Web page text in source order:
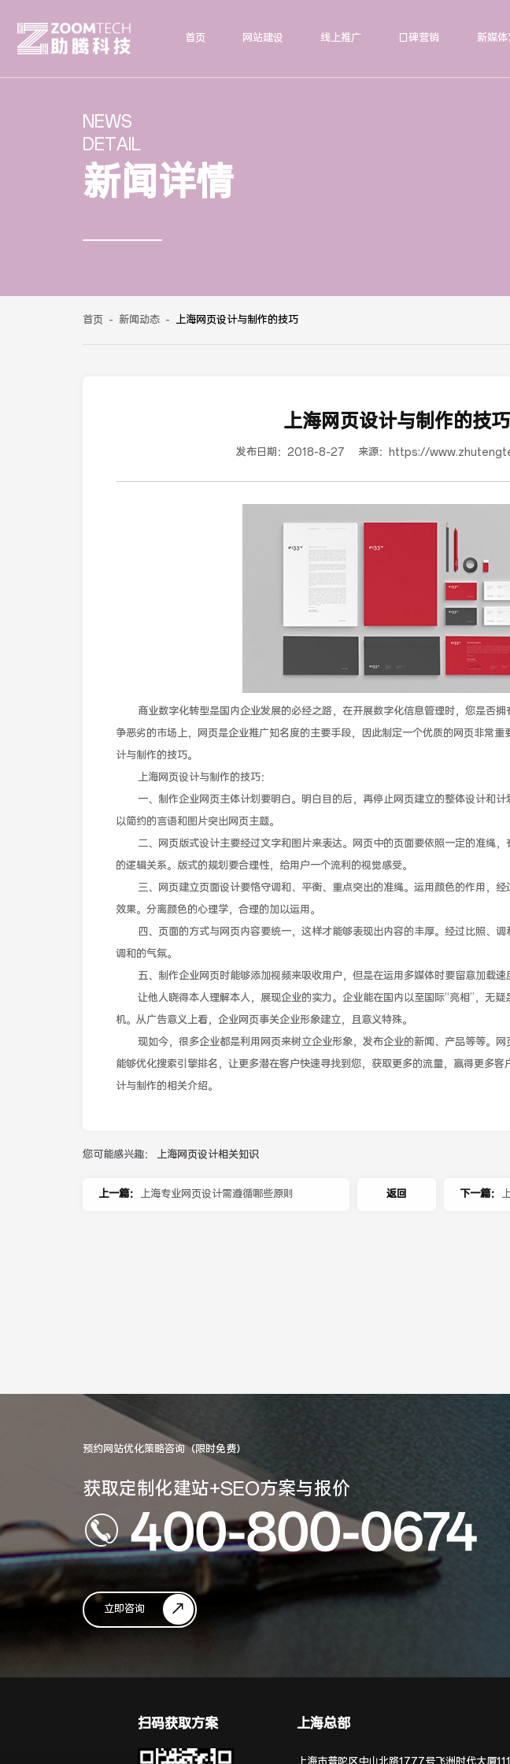
首页 网站建设 线上推广 口碑营销 新媒体
NEWS
DETAIL
新闻详情
首页 - 新闻动态 - 上海网页设计与制作的技巧
上海网页设计与制作的技巧
发布日期： 2018-8-27 来源： https://
商业数字化转型是国内企业发展的必经之路，在开展数字化信息管理时，您是否拥
争恶劣的市场上，网页是企业推广知名度的主要手段，因此制定一个优质的网页非常
计与制作的技巧。
上海网页设计与制作的技巧：
一、制作企业网页主体计划要明白。明白目的后，再停止网页建立的整体设计和计
以简约的言语和图片突出网页主题。
二、网页版式设计主要经过文字和图片来表达。网页中的页面要依照一定的准绳，
的逻辑关系。版式的规划要合理性，给用户一个流利的视觉感受。
三、网页建立页面设计要恪守调和、平衡、重点突出的准绳。运用颜色的作用，经
效果。分离颜色的心理学，合理的加以运用。
四、页面的方式与网页内容要统一，这样才能够表现出内容的丰厚。经过比照、调
调和的气氛。
五、制作企业网页时能够添加视频来吸收用户，但是在运用多媒体时要留意加载速
让他人晓得本人理解本人，展现企业的实力。企业能在国内以至国际“亮相”，无疑
机。从广告意义上看，企业网页事关企业形象建立，且意义特殊。
现如今，很多企业都是利用网页来树立企业形象，发布企业的新闻、产品等等。网
能够优化搜索引擎排名，让更多潜在客户快速寻找到您，获取更多的流量，赢得更多
计与制作的相关介绍。
您可能感兴趣： 上海网页设计相关知识
上一篇： 上海专业网页设计需遵循哪些原则 下一篇：
返回
预约网站优化策略咨询（限时免费）
获取定制化建站+SEO方案与报价
400-800-0674
立即咨询
扫码获取方案 上海总部